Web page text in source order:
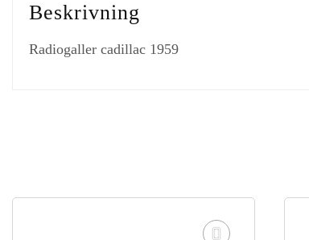
Beskrivning
Radiogaller cadillac 1959